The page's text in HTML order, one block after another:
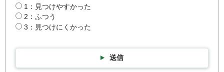
1：見つけやすかった
2：ふつう
3：見つけにくかった
送信